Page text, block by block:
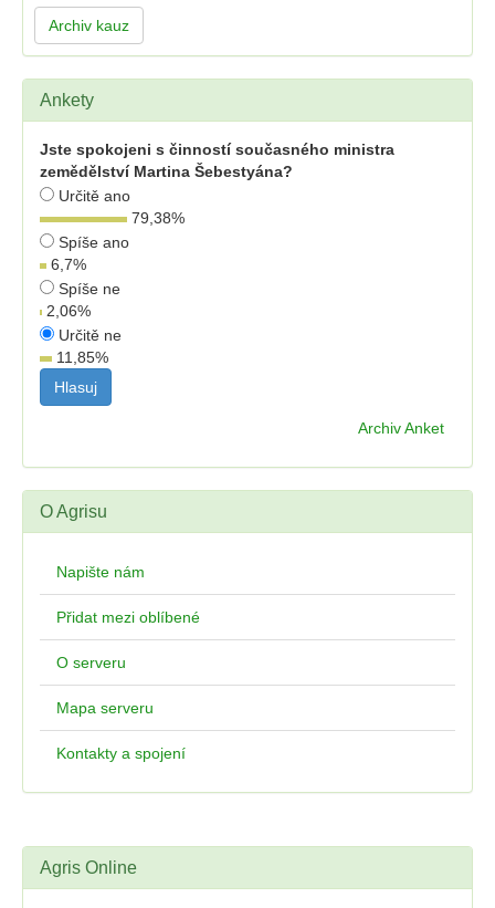
Archiv kauz
Ankety
Jste spokojeni s činností současného ministra
zemědělství Martina Šebestyána?
Určitě ano
79,38%
Spíše ano
6,7%
Spíše ne
2,06%
Určitě ne
11,85%
Archiv Anket
O Agrisu
Napište nám
Přidat mezi oblíbené
O serveru
Mapa serveru
Kontakty a spojení
Agris Online